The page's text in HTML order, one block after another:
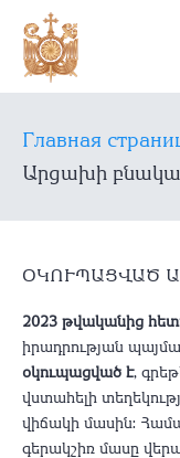
Главная
Արցախի
ՕԿՈՒՊԱՑՎԱԾ
2023 թվականից
իրադրության
օկուպացված է,
վստահելի
վիճակի մասին։
գերակշիռ մասը